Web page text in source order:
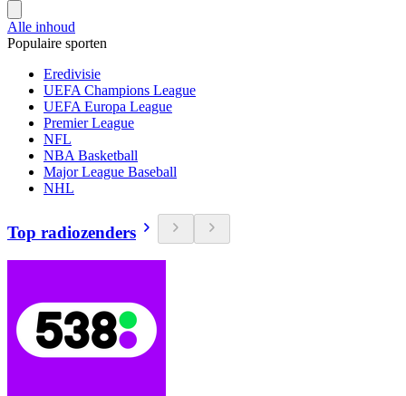
Alle inhoud
Populaire sporten
Eredivisie
UEFA Champions League
UEFA Europa League
Premier League
NFL
NBA Basketball
Major League Baseball
NHL
Top radiozenders